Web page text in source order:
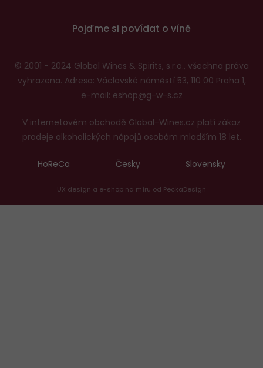
Pojďme si povídat o víně
© 2001 - 2024 Global Wines & Spirits, s.r.o., všechna práva
vyhrazena. Adresa: Václavské náměstí 53, 110 00 Praha 1,
e-mail: eshop@g-w-s.cz
V internetovém obchodě Global-Wines.cz platí zákaz
prodeje alkoholických nápojů osobám mladším 18 let.
HoReCa Česky Slovensky
UX design a e-shop na míru od PeckaDesign